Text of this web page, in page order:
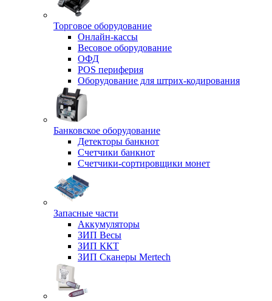
Торговое оборудование
Онлайн-кассы
Весовое оборудование
ОФД
POS периферия
Оборудование для штрих-кодирования
Банковское оборудование
Детекторы банкнот
Счетчики банкнот
Счетчики-сортировщики монет
Запасные части
Аккумуляторы
ЗИП Весы
ЗИП ККТ
ЗИП Сканеры Mertech